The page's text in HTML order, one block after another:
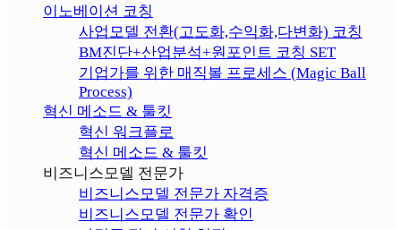
이노베이션 코칭
사업모델 전환(고도화,수익화,다변화) 코칭
BM진단+산업분석+원포인트 코칭 SET
기업가를 위한 매직볼 프로세스 (Magic Ball
Process)
혁신 메소드 & 툴킷
혁신 워크플로
혁신 메소드 & 툴킷
비즈니스모델 전문가
비즈니스모델 전문가 자격증
비즈니스모델 전문가 확인